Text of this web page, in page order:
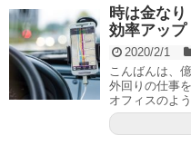
時は金な
効率アップ
2020/2/1
こんばんは、
外回りの仕事
オフィスのよ